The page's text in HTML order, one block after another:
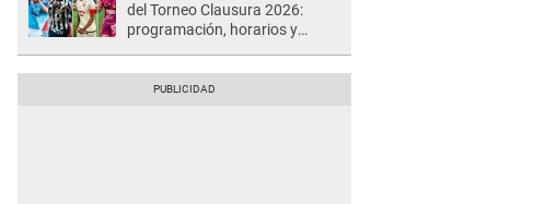
del Torneo Clausura 2026:
programación, horarios y